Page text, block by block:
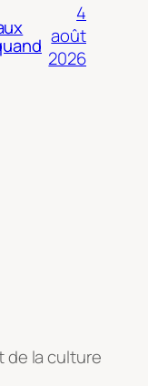
4
août
2026
de la culture